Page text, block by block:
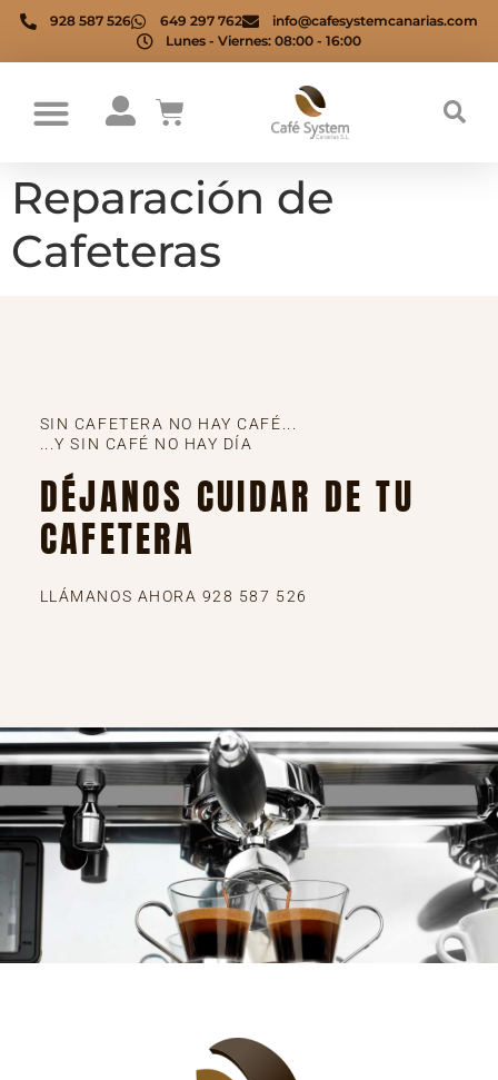
928 587 526 649 297 762
info@cafesystemcanarias.com
Lunes - Viernes: 08:00 - 16:00
Reparación de
Cafeteras
SIN CAFETERA NO HAY CAFÉ...
...Y SIN CAFÉ NO HAY DÍA
DÉJANOS CUIDAR DE TU
CAFETERA
LLÁMANOS AHORA 928 587 526